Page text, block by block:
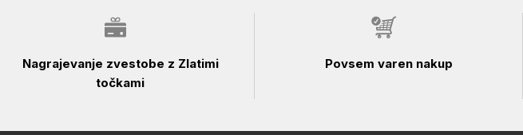
Nagrajevanje zvestobe z Zlatimi
točkami
Povsem varen nakup